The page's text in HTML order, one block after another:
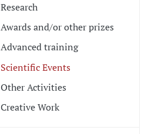
Research
Awards and/or other prizes
Advanced training
Scientific Events
Other Activities
Creative Work